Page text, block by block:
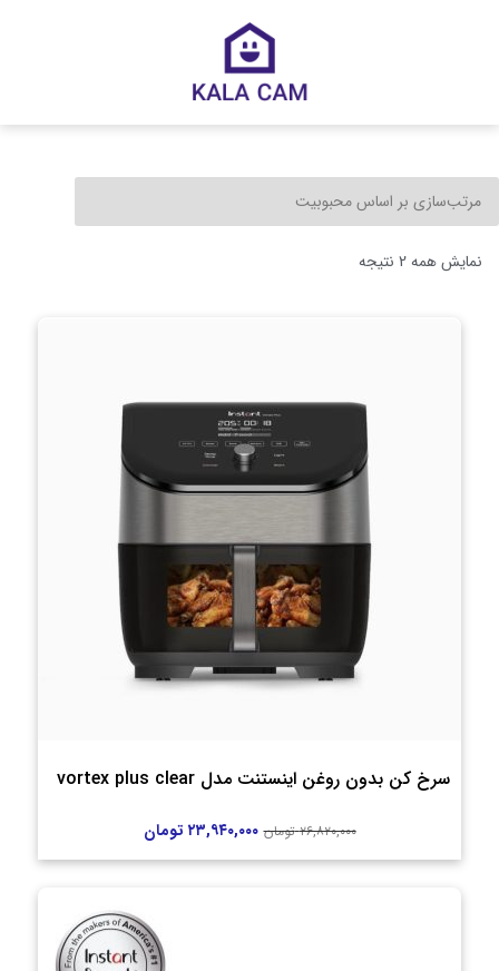
نمایش همه 2 نتیجه
سرخ کن بدون روغن اینستنت مدل vortex plus clear
۲۶,۸۲۰,۰۰۰ تومان ۲۳,۹۴۰,۰۰۰ تومان